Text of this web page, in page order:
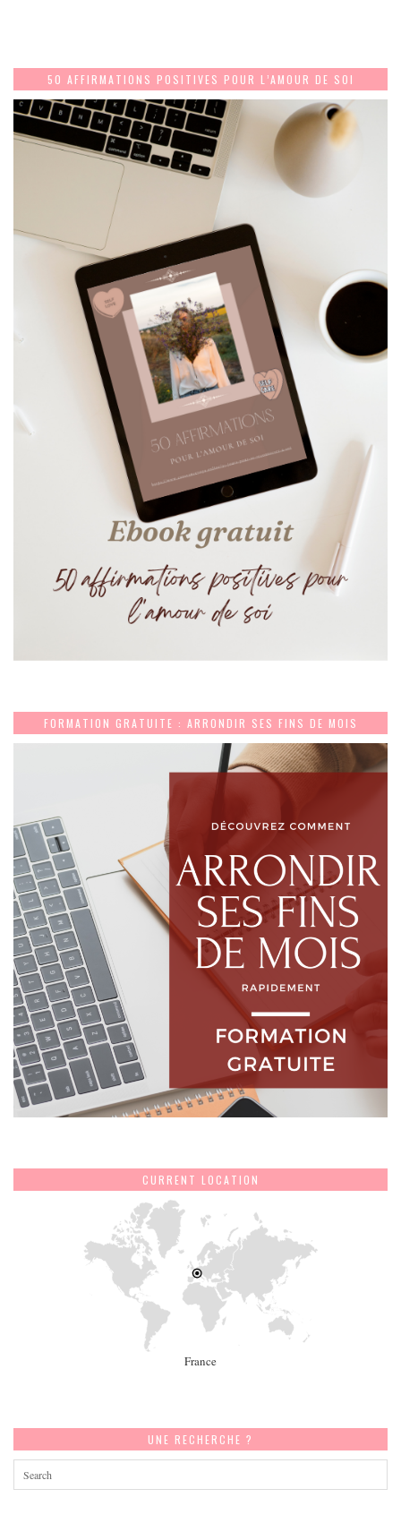
50 AFFIRMATIONS POSITIVES POUR L’AMOUR DE SOI
FORMATION GRATUITE : ARRONDIR SES FINS DE MOIS
CURRENT LOCATION
France
UNE RECHERCHE ?